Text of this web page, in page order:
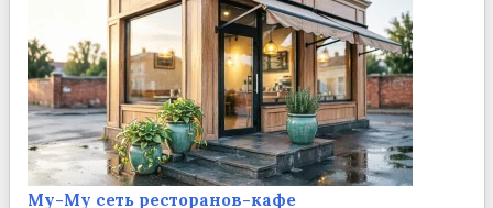
Му-Му сеть ресторанов-кафе